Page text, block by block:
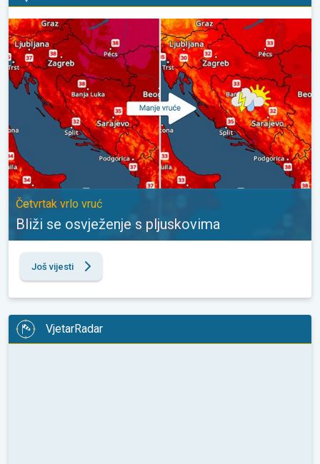
Bliži se osvježenje s pljuskovima. Četvrtak vrlo vruć. . .
Četvrtak vrlo vruć
Bliži se osvježenje s pljuskovima
Još vijesti
VjetarRadar